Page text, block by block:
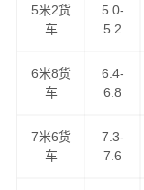
资阳到葫芦岛货运
供整车、零担、大
点配送，送货到指
公司货运险的签
位，您可以放心地
5米2货
车
5.0-
5.2
6米8货
车
6.4-
6.8
7米6货
车
7.3-
7.6